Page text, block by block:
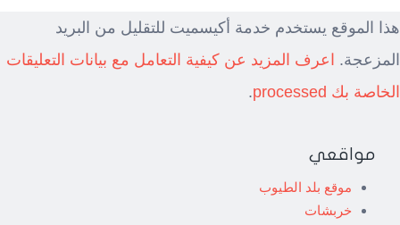
هذا الموقع يستخدم خدمة أكيسميت للتقليل من البريد
المزعجة.
اعرف المزيد عن كيفية التعامل مع بيانات التعليقات
الخاصة بك processed
.
مواقعي
موقع بلد الطيوب
خربشات